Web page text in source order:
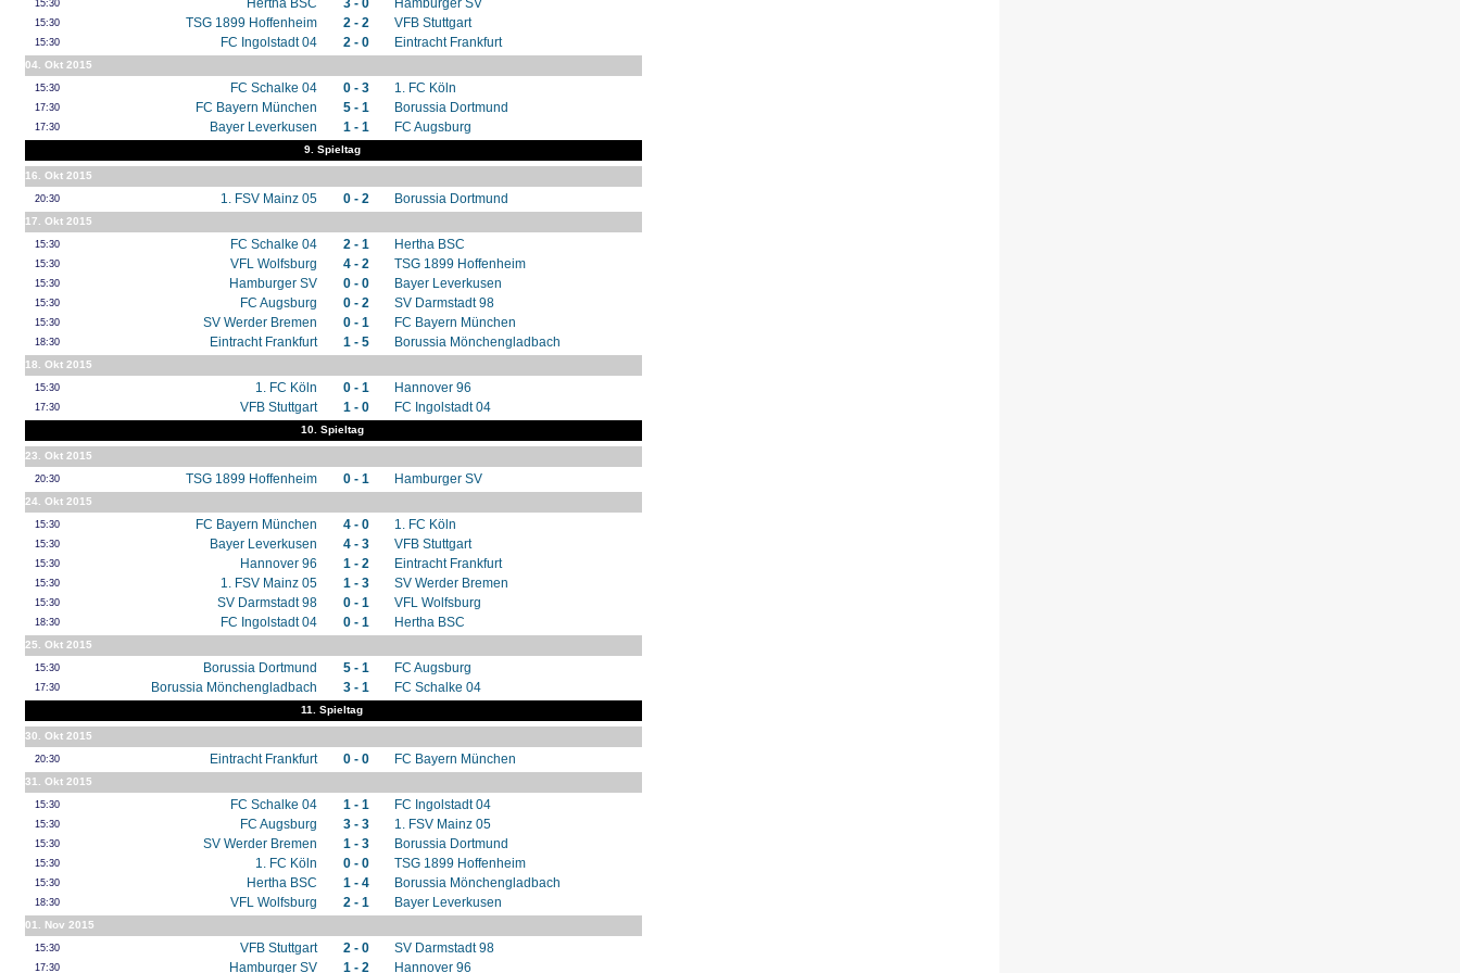
15:30 Hertha BSC 3 - 0 Hamburger SV
15:30 TSG 1899 Hoffenheim 2 - 2 VFB Stuttgart
15:30 FC Ingolstadt 04 2 - 0 Eintracht Frankfurt
04. Okt 2015
15:30 FC Schalke 04 0 - 3 1. FC Köln
17:30 FC Bayern München 5 - 1 Borussia Dortmund
17:30 Bayer Leverkusen 1 - 1 FC Augsburg
9. Spieltag
16. Okt 2015
20:30 1. FSV Mainz 05 0 - 2 Borussia Dortmund
17. Okt 2015
15:30 FC Schalke 04 2 - 1 Hertha BSC
15:30 VFL Wolfsburg 4 - 2 TSG 1899 Hoffenheim
15:30 Hamburger SV 0 - 0 Bayer Leverkusen
15:30 FC Augsburg 0 - 2 SV Darmstadt 98
15:30 SV Werder Bremen 0 - 1 FC Bayern München
18:30 Eintracht Frankfurt 1 - 5 Borussia Mönchengladbach
18. Okt 2015
15:30 1. FC Köln 0 - 1 Hannover 96
17:30 VFB Stuttgart 1 - 0 FC Ingolstadt 04
10. Spieltag
23. Okt 2015
20:30 TSG 1899 Hoffenheim 0 - 1 Hamburger SV
24. Okt 2015
15:30 FC Bayern München 4 - 0 1. FC Köln
15:30 Bayer Leverkusen 4 - 3 VFB Stuttgart
15:30 Hannover 96 1 - 2 Eintracht Frankfurt
15:30 1. FSV Mainz 05 1 - 3 SV Werder Bremen
15:30 SV Darmstadt 98 0 - 1 VFL Wolfsburg
18:30 FC Ingolstadt 04 0 - 1 Hertha BSC
25. Okt 2015
15:30 Borussia Dortmund 5 - 1 FC Augsburg
17:30 Borussia Mönchengladbach 3 - 1 FC Schalke 04
11. Spieltag
30. Okt 2015
20:30 Eintracht Frankfurt 0 - 0 FC Bayern München
31. Okt 2015
15:30 FC Schalke 04 1 - 1 FC Ingolstadt 04
15:30 FC Augsburg 3 - 3 1. FSV Mainz 05
15:30 SV Werder Bremen 1 - 3 Borussia Dortmund
15:30 1. FC Köln 0 - 0 TSG 1899 Hoffenheim
15:30 Hertha BSC 1 - 4 Borussia Mönchengladbach
18:30 VFL Wolfsburg 2 - 1 Bayer Leverkusen
01. Nov 2015
15:30 VFB Stuttgart 2 - 0 SV Darmstadt 98
17:30 Hamburger SV 1 - 2 Hannover 96